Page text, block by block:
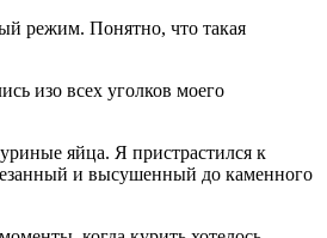
режим. Понятно, что такая
изо всех уголков моего
яйца. Я пристрастился к
и высушенный до каменного